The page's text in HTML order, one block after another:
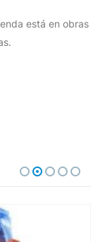
está en obras